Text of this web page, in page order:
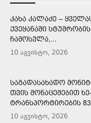
ᲙᲐᲮᲐ ᲙᲐᲚᲐᲫᲔ –
ᲥᲕᲔᲧᲐᲜᲐᲨᲘ
ᲩᲐᲛᲝᲡᲕᲚᲐ,...
10 აგვისტო, 2026
ᲡᲐᲒᲐᲓᲐᲡᲐᲮᲐᲓᲝ
ᲗᲕᲘᲡ ᲛᲝᲜᲐᲪᲔᲛᲔᲑᲘᲗ
ᲢᲠᲐᲜᲡᲞᲝᲠᲢᲘᲠᲔᲑᲘᲡ
10 აგვისტო, 2026